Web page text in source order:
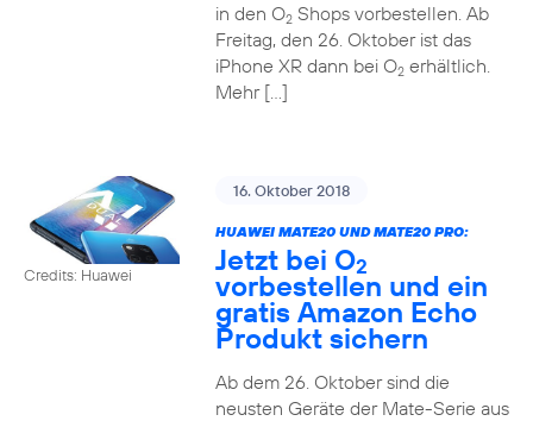
in den O2Shops vorbestellen. Ab
Freitag, den 26. Oktober ist das
iPhone XR dann bei O2erhältlich.
Mehr […]
Credits: Huawei
16. Oktober 2018
HUAWEI MATE20 UND MATE20 PRO:
Jetzt bei O2
vorbestellen und ein
gratis Amazon Echo
Produkt sichern
Ab dem 26. Oktober sind die
neusten Geräte der Mate-Serie aus